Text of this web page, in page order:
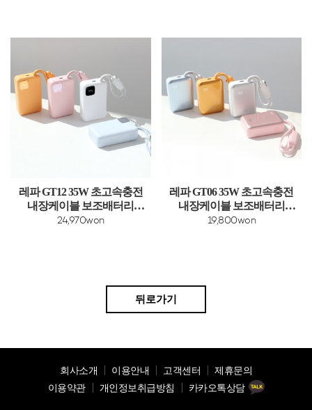
레파 GT12 35W 초고속충전
내장케이블 보조배터리
20000mAh
24,970won
레파 GT06 35W 초고속충전
내장케이블 보조배터리
10000mAh
19,800won
뒤로가기
회사소개 이용안내 고객센터
제휴문의
이용약관
개인정보취급방침 카카오톡상담